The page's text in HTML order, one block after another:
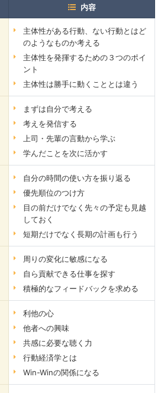
内容
主体性がある行動、ない行動とはど
のようなものか考える
主体性を発揮するための３つのポイ
ント
主体性は勝手に動くこととは違う
まずは自分で考える
考えを発信する
上司・先輩の言動から学ぶ
学んだことを次に活かす
自分の時間の使い方を振り返る
優先順位のつけ方
目の前だけでなく先々の予定も見越
しておく
短期だけでなく長期の計画も行う
周りの変化に敏感になる
自ら貢献できる仕事を探す
積極的なフィードバックを求める
利他の心
他者への興味
共感に必要な聴く力
行動経済学とは
Win-Winの関係になる